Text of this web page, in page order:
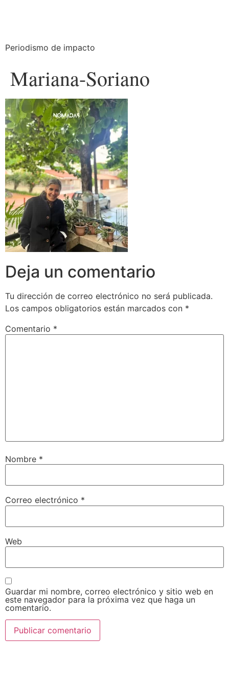
Periodismo de impacto
Mariana-Soriano
Deja un comentario
Tu dirección de correo electrónico no será publicada.
Los campos obligatorios están marcados con *
Comentario *
Nombre *
Correo electrónico *
Web
Guardar mi nombre, correo electrónico y sitio web en
este navegador para la próxima vez que haga un
comentario.